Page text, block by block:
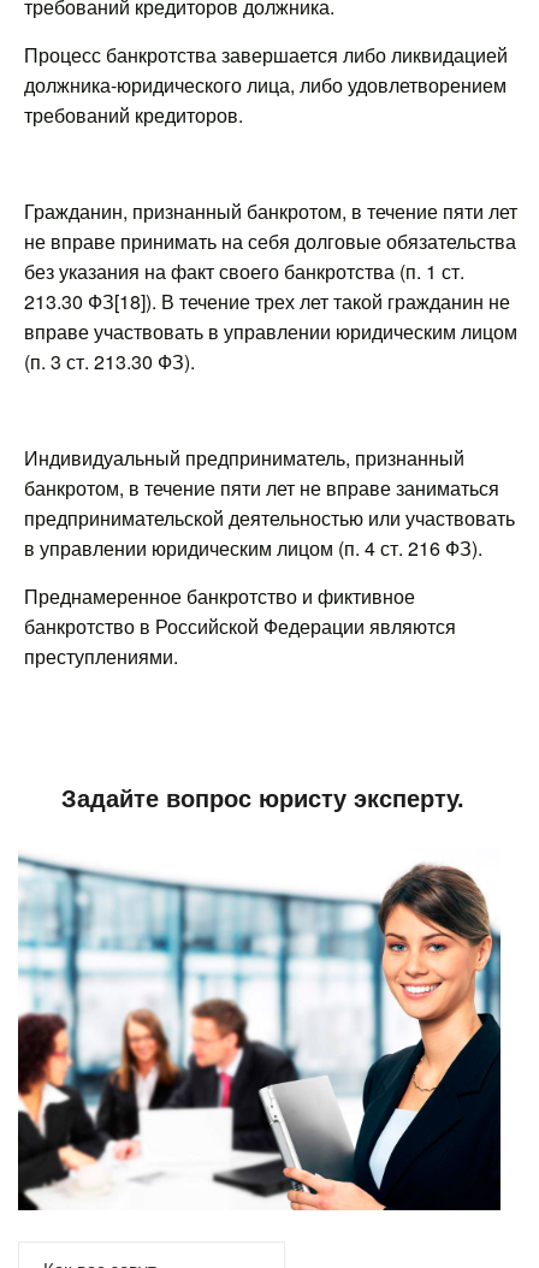
требований кредиторов должника.
Процесс банкротства завершается либо ликвидацией
должника-юридического лица, либо удовлетворением
требований кредиторов.
Гражданин, признанный банкротом, в течение пяти лет
не вправе принимать на себя долговые обязательства
без указания на факт своего банкротства (п. 1 ст.
213.30 ФЗ[18]). В течение трех лет такой гражданин не
вправе участвовать в управлении юридическим лицом
(п. 3 ст. 213.30 ФЗ).
Индивидуальный предприниматель, признанный
банкротом, в течение пяти лет не вправе заниматься
предпринимательской деятельностью или участвовать
в управлении юридическим лицом (п. 4 ст. 216 ФЗ).
Преднамеренное банкротство и фиктивное
банкротство в Российской Федерации являются
преступлениями.
Задайте вопрос юристу эксперту.